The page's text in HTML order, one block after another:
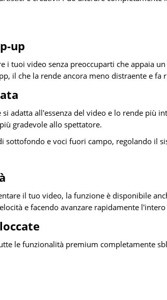
up
i tuoi video senza preoccuparti che appaia
il che la rende ancora meno distraente e fa
adatta all'essenza del video e lo rende più
gradevole allo spettatore.
sottofondo e voci fuori campo, regolando il
il tuo video, la funzione è disponibile
e facendo avanzare rapidamente
le funzionalità premium completamente